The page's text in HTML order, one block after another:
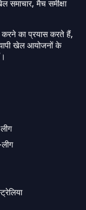
समाचार, मैच समीक्षा
करने का प्रयास करते हैं,
खेल आयोजनों के